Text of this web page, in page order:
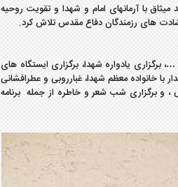
با آرمانهای امام و شهدا و تقویت روحیه
های رزمندگان دفاع مقدس تلاش کرد.
برگزاری یادواره شهدا، برگزاری ایستگاه های
با خانواده معظم شهدا، غبارروبی و عطرافشانی
، و برگزاری شب شعر و خاطره از جمله برنامه